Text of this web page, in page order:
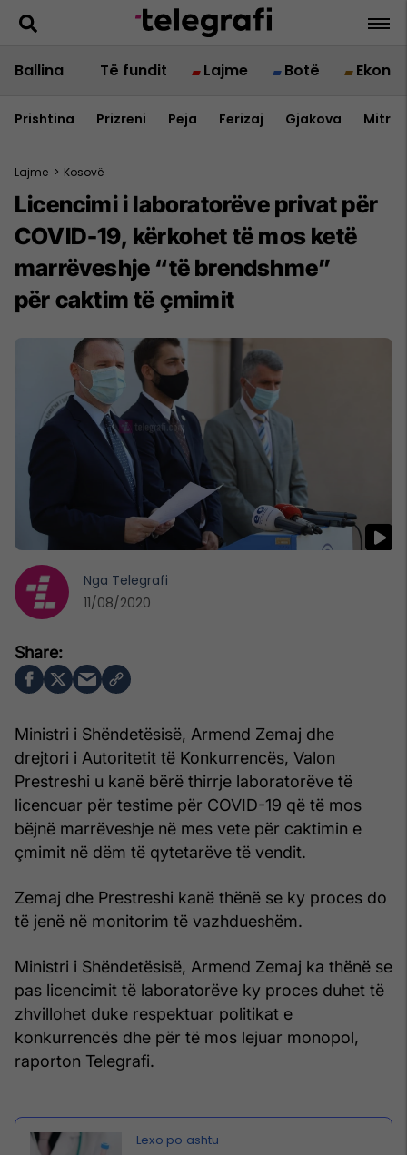
Ballina Të fundit Lajme Botë
Prishtina Prizreni Peja Ferizaj Gjakova
Lajme > Kosovë
Licencimi i laboratorëve privat për
COVID-19, kërkohet të mos ketë
marrëveshje “të brendshme”
për caktim të çmimit
Ministri i Shëndetësisë, Armend Zemaj dhe
drejtori i Autoritetit të Konkurrencës, Valon
Prestreshi u kanë bërë thirrje laboratorëve të
licencuar për testime për COVID-19 që të mos
bëjnë marrëveshje në mes vete për caktimin e
çmimit në dëm të qytetarëve të vendit.
Zemaj dhe Prestreshi kanë thënë se ky proces do
të jenë në monitorim të vazhdueshëm.
Ministri i Shëndetësisë, Armend Zemaj ka thënë se
pas licencimit të laboratorëve ky proces duhet të
zhvillohet duke respektuar politikat e
konkurrencës dhe për të mos lejuar monopol,
raporton Telegrafi.
Nga Telegrafi
11/08/2020